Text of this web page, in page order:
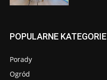
POPULARNE KATEGORIE
Porady
Ogród